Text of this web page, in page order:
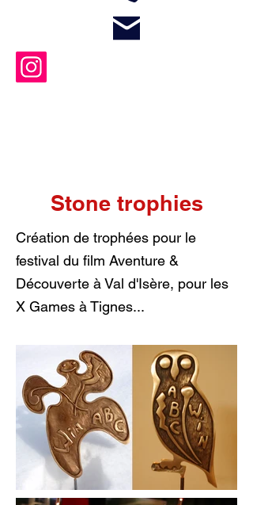
Stone trophies
Création de trophées pour le
festival du film Aventure &
Découverte à Val d'Isère, pour les
X Games à Tignes...